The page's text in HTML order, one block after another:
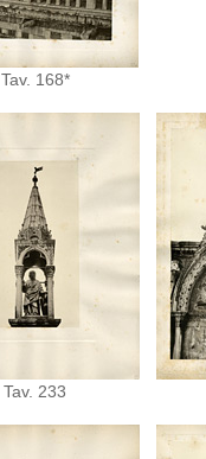
Tav. 168*
Tav. 233